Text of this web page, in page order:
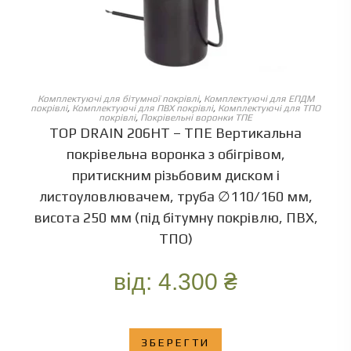
ОБЕРІТЬ ОПЦІЇ
Комплектуючі для бітумної покрівлі, Комплектуючі для ЕПДМ
покрівлі, Комплектуючі для ПВХ покрівлі, Комплектуючі для ТПО
покрівлі, Покрівельні воронки ТПЕ
TOP DRAIN 206HT – ТПЕ Вертикальна
покрівельна воронка з обігрівом,
притискним різьбовим диском і
листоуловлювачем, труба ∅110/160 мм,
висота 250 мм (під бітумну покрівлю, ПВХ,
ТПО)
від: 4.300 ₴
ЗБЕРЕГТИ